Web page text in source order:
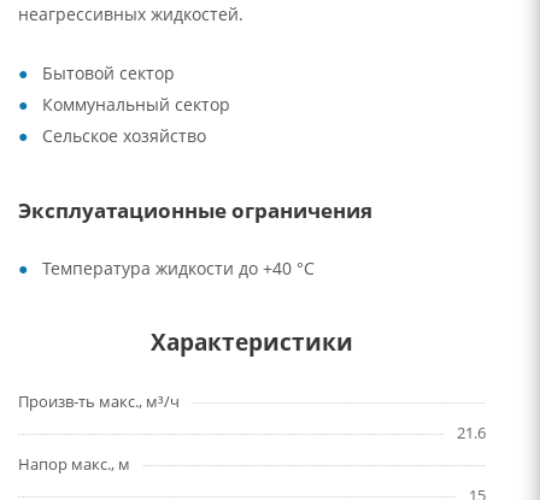
неагрессивных жидкостей.
Бытовой сектор
Коммунальный сектор
Сельское хозяйство
Эксплуатационные ограничения
Температура жидкости до +40 °C
Характеристики
Произв-ть макс., м³/ч
21.6
Напор макс., м
15